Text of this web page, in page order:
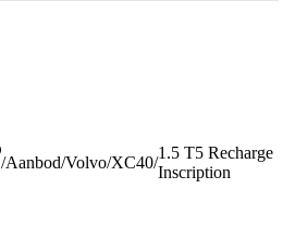
/Aanbod/Volvo/XC40/
1.5 T5 Recharge
Inscription